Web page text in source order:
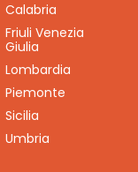
Calabria
Friuli Venezia
Giulia
Lombardia
Piemonte
Sicilia
Umbria